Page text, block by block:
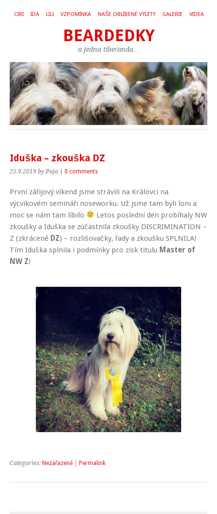
CIRI IDA LILI VZPOMÍNKA NAŠE OBLÍBENÉ VÝLETY GALERIE VIDEA
BEARDEDKY
a jedna tibeťanda…
Iduška – zkouška DZ
25.9.2019 by Paja 0 comments
První zářijový víkend jsme strávili na Královci na
výcvikovém semináři noseworku. Už jsme tam byli loni a
moc se nám tam líbilo
Letos poslední den probíhaly NW
zkoušky a Iduška se zúčastnila zkoušky DISCRIMINATION –
Z (zkráceně DZ) – rozlišovačky, řady a zkoušku SPLNILA!
Tím Iduška splnila i podmínky pro zisk titulu Master of
NW Z!
Categories: Nezařazené Permalink